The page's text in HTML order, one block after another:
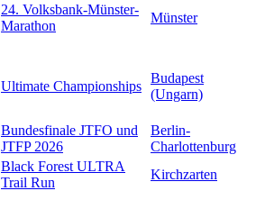
24. Volksbank-Münster-
Marathon
Münster
Ultimate Championships
Budapest
(Ungarn)
Bundesfinale JTFO und
JTFP 2026
Berlin-
Charlottenburg
Black Forest ULTRA
Trail Run
Kirchzarten